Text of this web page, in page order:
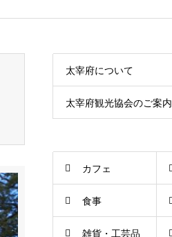
太宰府について
太宰府観光協会のご案内
カフェ
食事
雑貨・工芸品